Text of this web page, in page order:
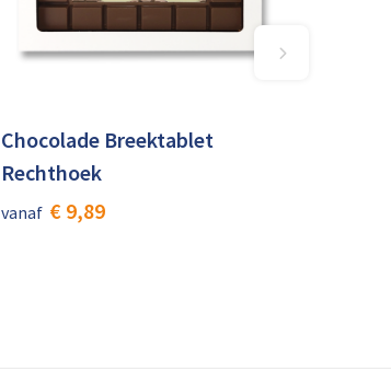
Chocolade Breektablet
Rechthoek
vanaf € 9,89